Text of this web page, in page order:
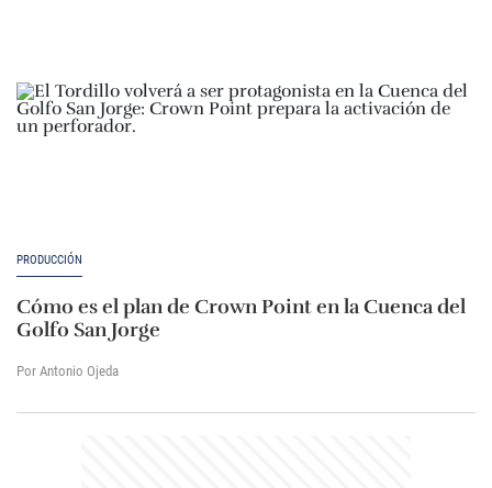
PRODUCCIÓN
Cómo es el plan de Crown Point en la Cuenca del
Golfo San Jorge
Por Antonio Ojeda